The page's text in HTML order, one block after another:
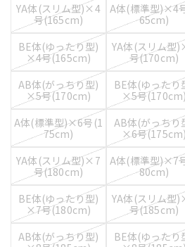
YA体(スリム型)×4
号(165cm)
A体(標準型)×4
65cm)
BE体(ゆったり型)
×4号(165cm)
YA体(スリム型
号(170cm)
AB体(がっちり型)
×5号(170cm)
BE体(ゆったり
×5号(170cm)
A体(標準型)×6号(1
75cm)
AB体(がっちり
×6号(175cm)
YA体(スリム型)×7
号(180cm)
A体(標準型)×7
80cm)
BE体(ゆったり型)
×7号(180cm)
YA体(スリム型
号(185cm)
AB体(がっちり型)
BE体(ゆったり